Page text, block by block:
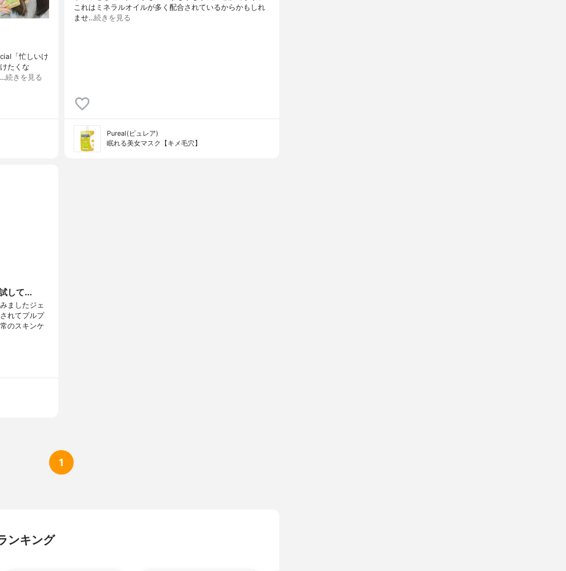
「忙しいけ
たくな
…続きを見る
これはミネラルオイルが多く配合されているからかもしれ
ませ…続きを見る
Pureal(ピュレア)
眠れる美女マスク【キメ毛穴】
して...
ましたジェ
れてプルプ
のスキンケ
1
ンキング